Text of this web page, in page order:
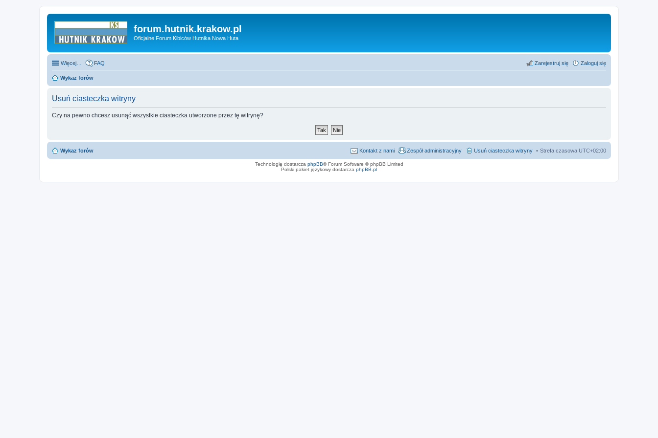
forum.hutnik.krakow.pl
Oficjalne Forum Kibiców Hutnika Nowa Huta
Więcej… FAQ Zaloguj się
Zarejestruj się
Wykaz forów
Usuń ciasteczka witryny
Czy na pewno chcesz usunąć wszystkie ciasteczka utworzone przez tę witrynę?
Wykaz forów Strefa czasowa UTC+02:00
Usuń ciasteczka witryny
Zespół administracyjny
Kontakt z nami
Technologię dostarcza phpBB® Forum Software © phpBB Limited
Polski pakiet językowy dostarcza phpBB.pl